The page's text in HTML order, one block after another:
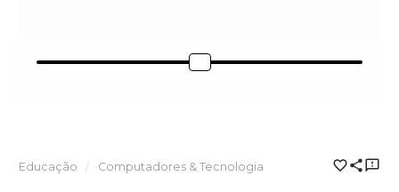
Educação Computadores & Tecnologia